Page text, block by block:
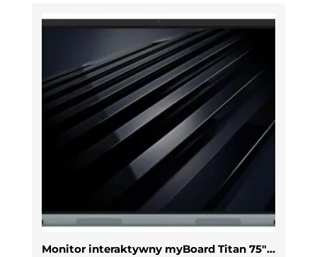
Monitor interaktywny myBoard Titan 75″ VAT 0%